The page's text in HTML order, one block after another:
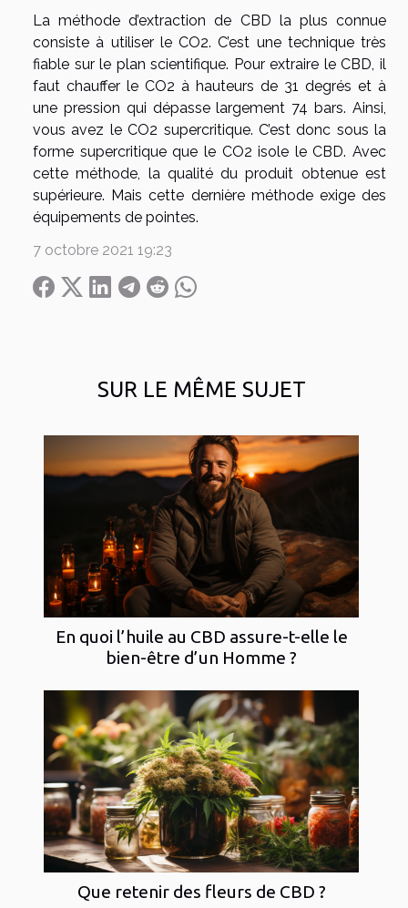
SUR LE MÊME SUJET
En quoi l’huile au CBD assure-t-elle le
bien-être d’un Homme ?
Que retenir des fleurs de CBD ?
La méthode d’extraction de CBD la plus connue
consiste à utiliser le CO2. C’est une technique très
fiable sur le plan scientifique. Pour extraire le CBD, il
faut chauffer le CO2 à hauteurs de 31 degrés et à
une pression qui dépasse largement 74 bars. Ainsi,
vous avez le CO2 supercritique. C’est donc sous la
forme supercritique que le CO2 isole le CBD. Avec
cette méthode, la qualité du produit obtenue est
supérieure. Mais cette dernière méthode exige des
équipements de pointes.
7 octobre 2021 19:23